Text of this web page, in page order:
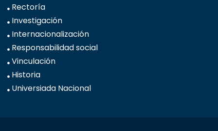
Rectoría
Investigación
Internacionalización
Responsabilidad social
Vinculación
Historia
Universiada Nacional